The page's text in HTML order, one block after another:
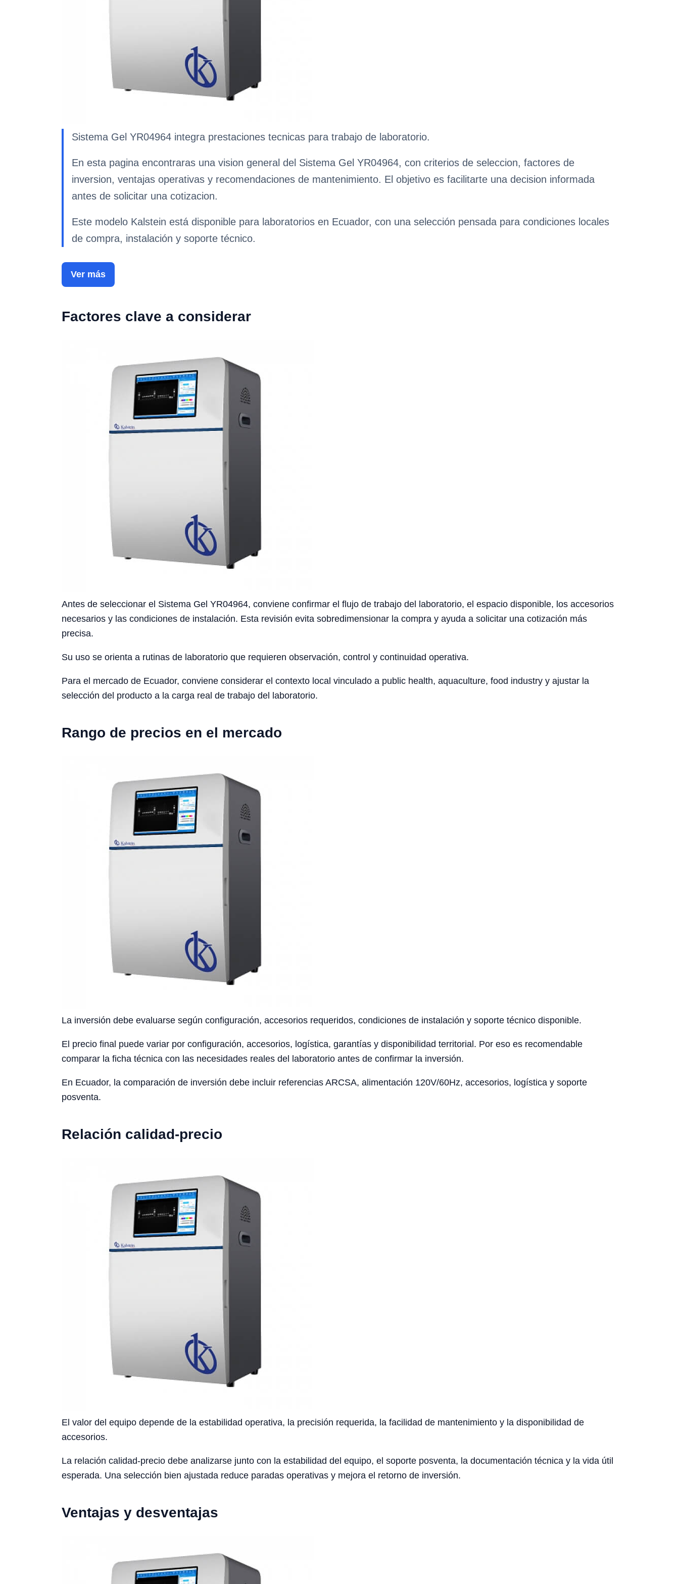
Sistema Gel YR04964 integra prestaciones tecnicas para trabajo de laboratorio.
En esta pagina encontraras una vision general del Sistema Gel YR04964, con criterios de seleccion, factores de
inversion, ventajas operativas y recomendaciones de mantenimiento. El objetivo es facilitarte una decision informada
antes de solicitar una cotizacion.
Este modelo Kalstein está disponible para laboratorios en Ecuador, con una selección pensada para condiciones locales
de compra, instalación y soporte técnico.
Ver más
Factores clave a considerar
Antes de seleccionar el Sistema Gel YR04964, conviene confirmar el flujo de trabajo del laboratorio, el espacio disponible, los accesorios
necesarios y las condiciones de instalación. Esta revisión evita sobredimensionar la compra y ayuda a solicitar una cotización más
precisa.
Su uso se orienta a rutinas de laboratorio que requieren observación, control y continuidad operativa.
Para el mercado de Ecuador, conviene considerar el contexto local vinculado a public health, aquaculture, food industry y ajustar la
selección del producto a la carga real de trabajo del laboratorio.
Rango de precios en el mercado
La inversión debe evaluarse según configuración, accesorios requeridos, condiciones de instalación y soporte técnico disponible.
El precio final puede variar por configuración, accesorios, logística, garantías y disponibilidad territorial. Por eso es recomendable
comparar la ficha técnica con las necesidades reales del laboratorio antes de confirmar la inversión.
En Ecuador, la comparación de inversión debe incluir referencias ARCSA, alimentación 120V/60Hz, accesorios, logística y soporte
posventa.
Relación calidad-precio
El valor del equipo depende de la estabilidad operativa, la precisión requerida, la facilidad de mantenimiento y la disponibilidad de
accesorios.
La relación calidad-precio debe analizarse junto con la estabilidad del equipo, el soporte posventa, la documentación técnica y la vida útil
esperada. Una selección bien ajustada reduce paradas operativas y mejora el retorno de inversión.
Ventajas y desventajas